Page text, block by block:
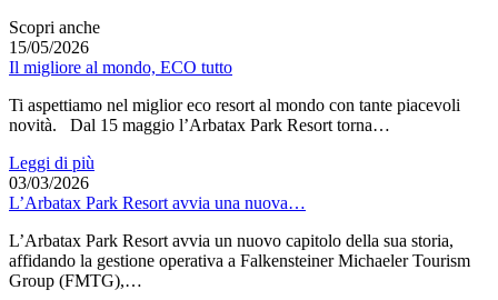
Scopri anche
15/05/2026
Il migliore al mondo, ECO tutto
Ti aspettiamo nel miglior eco resort al mondo con tante piacevoli
novità. Dal 15 maggio l’Arbatax Park Resort torna…
Leggi di più
03/03/2026
L’Arbatax Park Resort avvia una nuova…
L’Arbatax Park Resort avvia un nuovo capitolo della sua storia,
affidando la gestione operativa a Falkensteiner Michaeler Tourism
Group (FMTG),…